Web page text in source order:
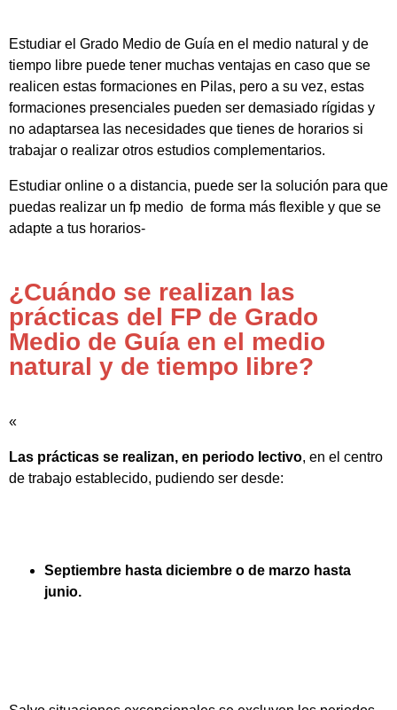
Estudiar el Grado Medio de Guía en el medio natural y de
tiempo libre puede tener muchas ventajas en caso que se
realicen estas formaciones en Pilas, pero a su vez, estas
formaciones presenciales pueden ser demasiado rígidas y
no adaptarsea las necesidades que tienes de horarios si
trabajar o realizar otros estudios complementarios.
Estudiar online o a distancia, puede ser la solución para que
puedas realizar un fp medio de forma más flexible y que se
adapte a tus horarios-
¿Cuándo se realizan las
prácticas del FP de Grado
Medio de Guía en el medio
natural y de tiempo libre?
«
Las prácticas se realizan, en periodo lectivo, en el centro
de trabajo establecido, pudiendo ser desde:
Septiembre hasta diciembre o de marzo hasta
junio.